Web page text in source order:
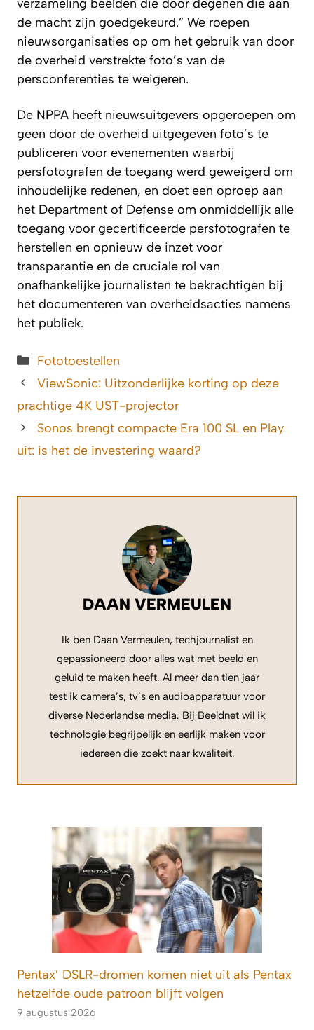
verzameling beelden die door degenen die aan
de macht zijn goedgekeurd.” We roepen
nieuwsorganisaties op om het gebruik van door
de overheid verstrekte foto’s van de
persconferenties te weigeren.
De NPPA heeft nieuwsuitgevers opgeroepen om
geen door de overheid uitgegeven foto’s te
publiceren voor evenementen waarbij
persfotografen de toegang werd geweigerd om
inhoudelijke redenen, en doet een oproep aan
het Department of Defense om onmiddellijk alle
toegang voor gecertificeerde persfotografen te
herstellen en opnieuw de inzet voor
transparantie en de cruciale rol van
onafhankelijke journalisten te bekrachtigen bij
het documenteren van overheidsacties namens
het publiek.
Categorieën
Fototoestellen
ViewSonic: Uitzonderlijke korting op deze
prachtige 4K UST-projector
Sonos brengt compacte Era 100 SL en Play
uit: is het de investering waard?
DAAN VERMEULEN
Ik ben Daan Vermeulen, techjournalist en
gepassioneerd door alles wat met beeld en
geluid te maken heeft. Al meer dan tien jaar
test ik camera’s, tv’s en audioapparatuur voor
diverse Nederlandse media. Bij Beeldnet wil ik
technologie begrijpelijk en eerlijk maken voor
iedereen die zoekt naar kwaliteit.
Pentax’ DSLR-dromen komen niet uit als Pentax
hetzelfde oude patroon blijft volgen
9 augustus 2026